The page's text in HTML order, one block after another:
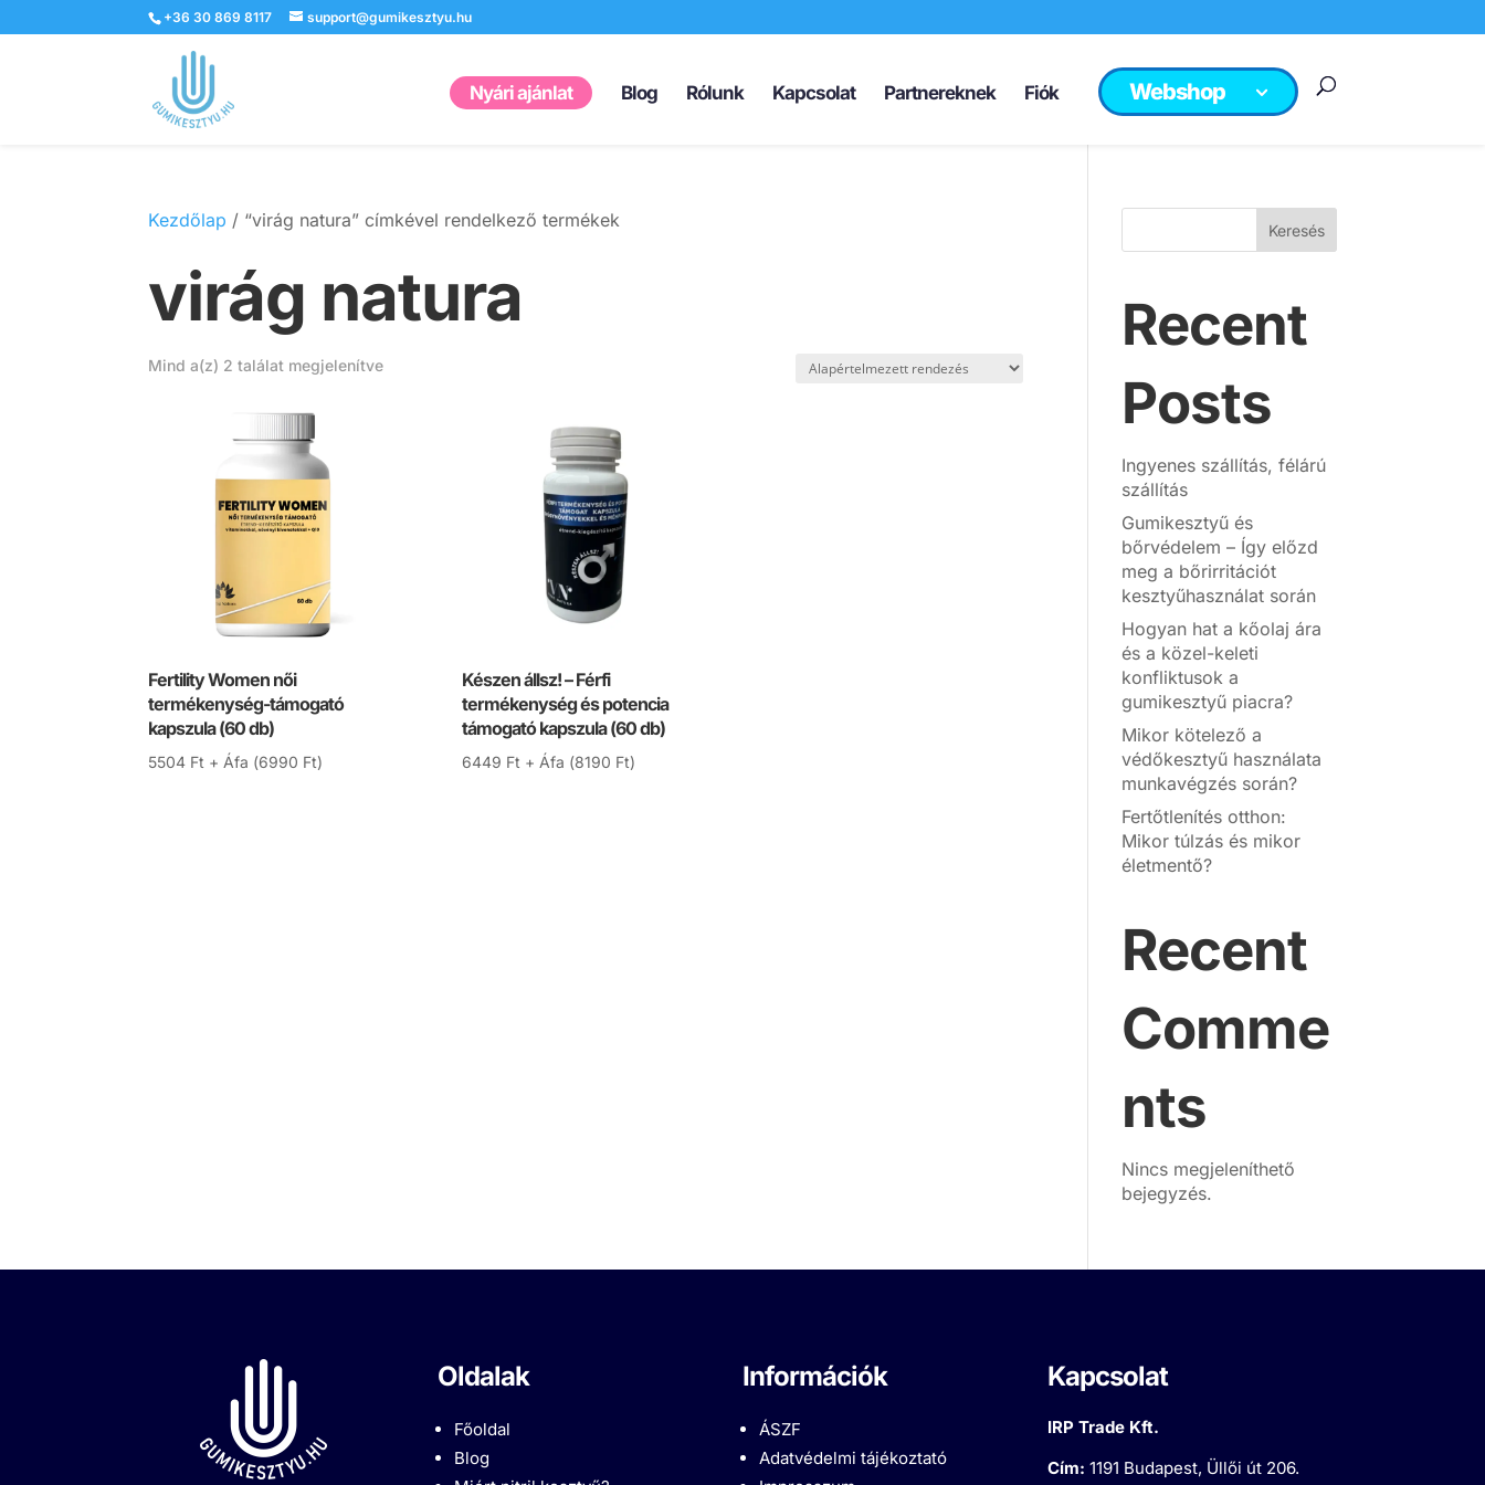
+36 30 869 8117 support@gumikesztyu.hu
Nyári ajánlat Blog Rólunk Kapcsolat Partnereknek Fiók Webshop
Kezdőlap / “virág natura” címkével rendelkező termékek
virág natura
Mind a(z) 2 találat megjelenítve
Fertility Women női
termékenység-támogató
kapszula (60 db)
5504 Ft + Áfa (6990 Ft)
Készen állsz! – Férfi
termékenység és potencia
támogató kapszula (60 db)
6449 Ft + Áfa (8190 Ft)
Keresés
Recent
Posts
Ingyenes szállítás, félárú
szállítás
Gumikesztyű és
bőrvédelem – Így előzd
meg a bőrirritációt
kesztyűhasználat során
Hogyan hat a kőolaj ára
és a közel-keleti
konfliktusok a
gumikesztyű piacra?
Mikor kötelező a
védőkesztyű használata
munkavégzés során?
Fertőtlenítés otthon:
Mikor túlzás és mikor
életmentő?
Recent
Comme
nts
Nincs megjeleníthető
bejegyzés.
Oldalak
Főoldal
Blog
Információk
ÁSZF
Adatvédelmi tájékoztató
Kapcsolat
IRP Trade Kft.
Cím: 1191 Budapest, Üllői út 206.